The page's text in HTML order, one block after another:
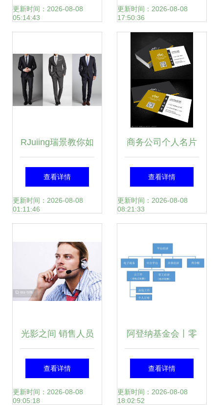
务局办公室优秀公
材料（摄影扩印服
务版）
更新时间：2026-08-08
05:14:43
人商务服务一站式
解决方案
更新时间：2026-08-08
17:50:36
RJuiing瑞景教你如
何选购和定做西服
个人商务服务的精
查看详情
更新时间：2026-08-08
01:11:46
商务公司个人名片
设计模板图片——
礼仪服务的视觉策
查看详情
更新时间：2026-08-08
08:21:33
光影之间 销售人员
如何在摄影扩印服
务中捕捉良机
查看详情
更新时间：2026-08-08
09:05:18
阿登纳基金会丨零
工经济:劳动力市场
的机遇还是风险?
查看详情
更新时间：2026-08-08
18:02:52